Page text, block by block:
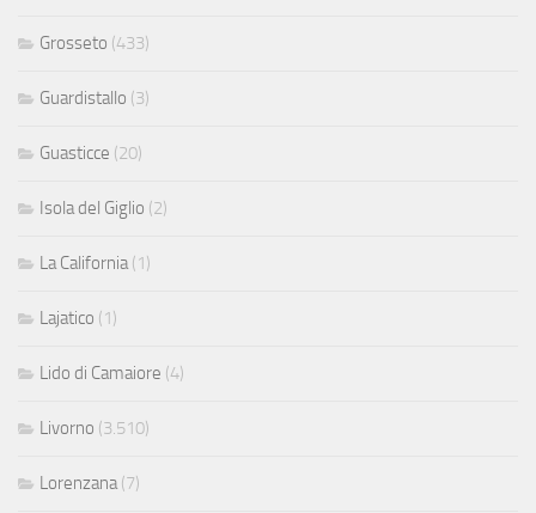
Grosseto (433)
Guardistallo (3)
Guasticce (20)
Isola del Giglio (2)
La California (1)
Lajatico (1)
Lido di Camaiore (4)
Livorno (3.510)
Lorenzana (7)